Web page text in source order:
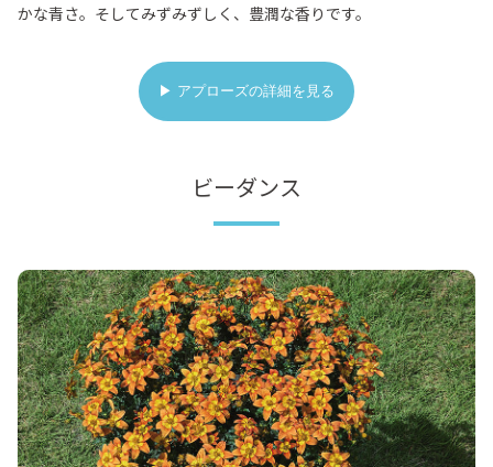
かな青さ。そしてみずみずしく、豊潤な香りです。
▶ アプローズの詳細を見る
ビーダンス